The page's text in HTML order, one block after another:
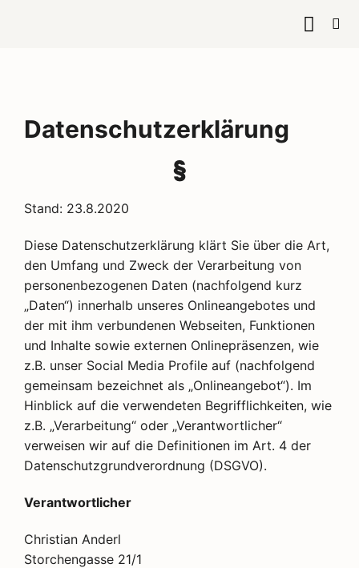
Datenschutzerklärung
§
Stand: 23.8.2020
Diese Datenschutzerklärung klärt Sie über die Art,
den Umfang und Zweck der Verarbeitung von
personenbezogenen Daten (nachfolgend kurz
„Daten“) innerhalb unseres Onlineangebotes und
der mit ihm verbundenen Webseiten, Funktionen
und Inhalte sowie externen Onlinepräsenzen, wie
z.B. unser Social Media Profile auf (nachfolgend
gemeinsam bezeichnet als „Onlineangebot“). Im
Hinblick auf die verwendeten Begrifflichkeiten, wie
z.B. „Verarbeitung“ oder „Verantwortlicher“
verweisen wir auf die Definitionen im Art. 4 der
Datenschutzgrundverordnung (DSGVO).
Verantwortlicher
Christian Anderl
Storchengasse 21/1